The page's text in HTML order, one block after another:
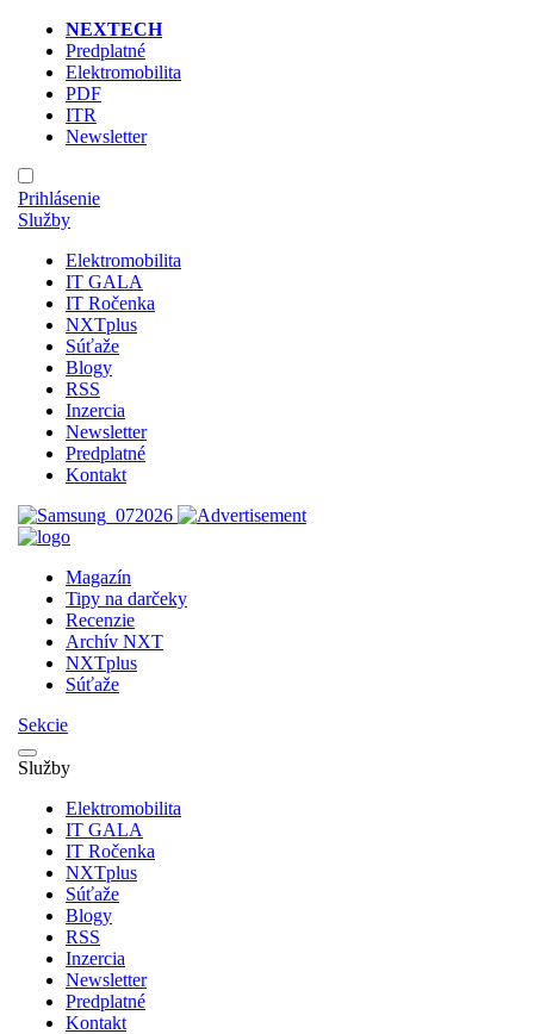
NEXTECH
Predplatné
Elektromobilita
PDF
ITR
Newsletter
Prihlásenie
Služby
Elektromobilita
IT GALA
IT Ročenka
NXTplus
Súťaže
Blogy
RSS
Inzercia
Newsletter
Predplatné
Kontakt
Magazín
Tipy na darčeky
Recenzie
Archív NXT
NXTplus
Súťaže
Sekcie
Služby
Elektromobilita
IT GALA
IT Ročenka
NXTplus
Súťaže
Blogy
RSS
Inzercia
Newsletter
Predplatné
Kontakt